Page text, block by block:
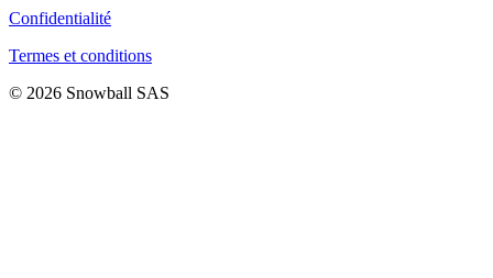
Confidentialité
Termes et conditions
© 2026 Snowball SAS